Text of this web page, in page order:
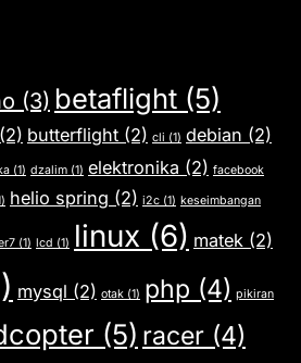
(3) betaflight (5)
(2) butterflight (2) cli (1) debian (2)
(1) dzalim (1) elektronika (2) facebook
helio spring (2) i2c (1) keseimbangan
(1) lcd (1) linux (6) matek (2)
mysql (2) otak (1) php (4) pikiran
(5) racer (4)